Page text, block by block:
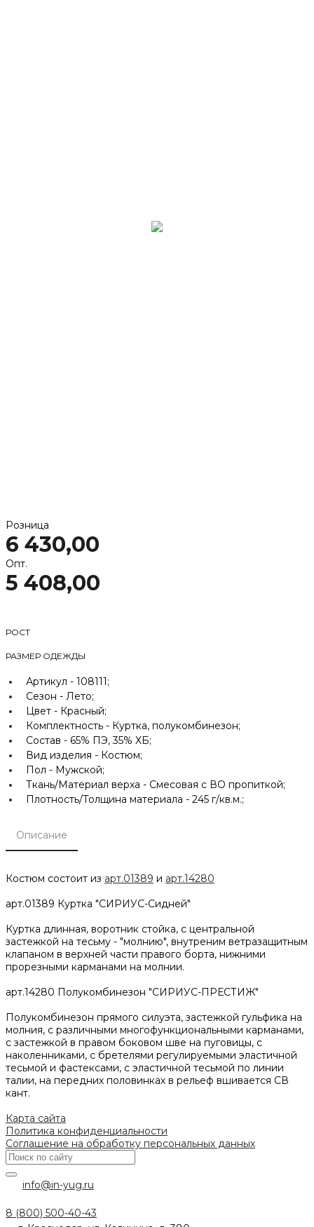
Розница
6 430,00
Опт.
5 408,00
РОСТ
РАЗМЕР ОДЕЖДЫ
Артикул - 108111;
Сезон - Лето;
Цвет - Красный;
Комплектность - Куртка, полукомбинезон;
Состав - 65% ПЭ, 35% ХБ;
Вид изделия - Костюм;
Пол - Мужской;
Ткань/Материал верха - Смесовая с ВО пропиткой;
Плотность/Толщина материала - 245 г/кв.м.;
Описание
Костюм состоит из арт.01389 и арт.14280
арт.01389 Куртка "СИРИУС-Сидней"
Куртка длинная, воротник стойка, с центральной
застежкой на тесьму - "молнию", внутреним ветразащитным
клапаном в верхней части правого борта, нижними
прорезными карманами на молнии.
арт.14280 Полукомбинезон "СИРИУС-ПРЕСТИЖ"
Полукомбинезон прямого силуэта, застежкой гульфика на
молния, с различными многофункциональными карманами,
с застежкой в правом боковом шве на пуговицы, с
наколенниками, с бретелями регулируемыми эластичной
тесьмой и фастексами, с эластичной тесьмой по линии
талии, на передних половинках в рельеф вшивается СВ
кант.
Карта сайта
Политика конфиденциальности
Соглашение на обработку персональных данных
info@in-yug.ru
8 (800) 500-40-43